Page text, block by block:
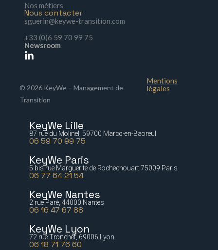
Nos métiers
Nous contacter
sguerin@keywe-transition.com
+33 (0)6 59 70 99 75
Newsroom
© 2026 KeyWe – Management de
Transition
Mentions
légales
KeyWe Lille
87 rue du Molinel, 59700 Marcq-en-Baoreul
06 59 70 99 75
KeyWe Paris
5 bis rue Marguerite de Rochechouart 75009 Paris
06 77 64 21 54
KeyWe Nantes
2 rue Paré, 44000 Nantes
06 16 47 67 88
KeyWe Lyon
72 rue Tronchet, 69006 Lyon
06 18 71 76 60